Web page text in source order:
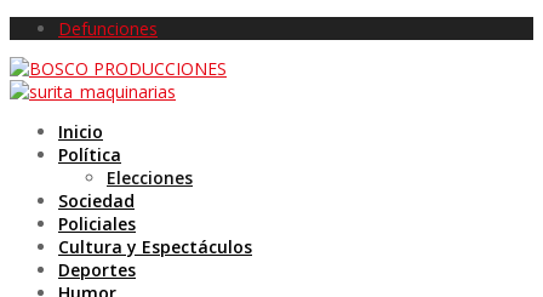
Defunciones
Inicio
Política
Elecciones
Sociedad
Policiales
Cultura y Espectáculos
Deportes